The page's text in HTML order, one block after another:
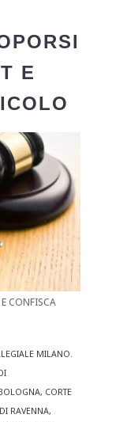
E
CONFISCA
MILANO.
CORTE
RAVENNA,